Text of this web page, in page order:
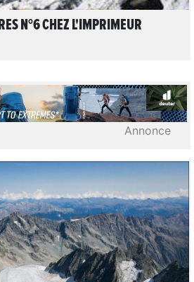
N°6 CHEZ L'IMPRIMEUR
Annonce
LIRE L'ARTICLE